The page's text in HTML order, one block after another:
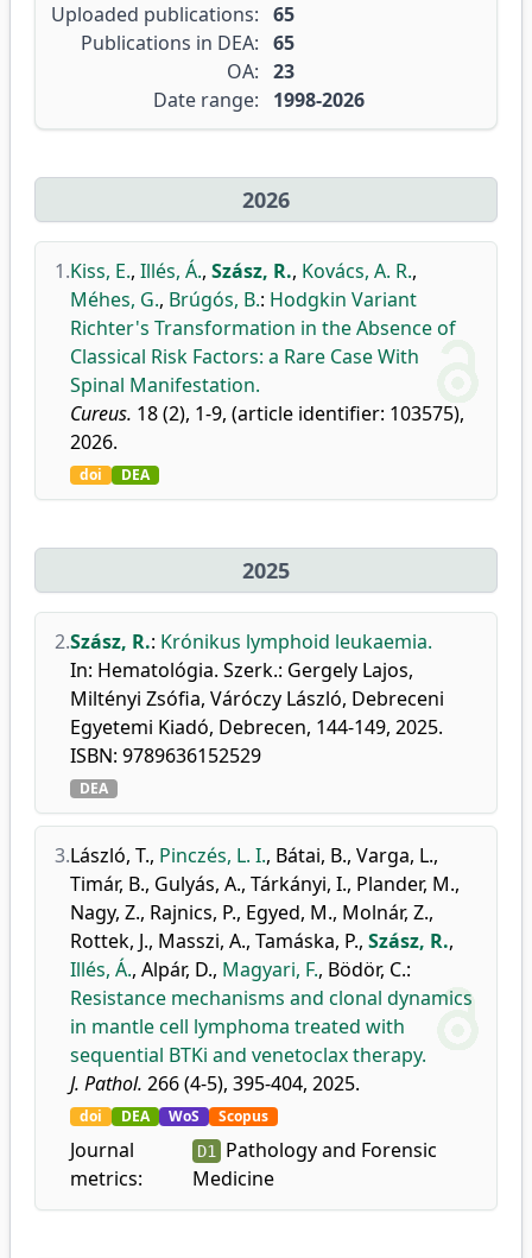
Uploaded publications: 65
Publications in DEA: 65
OA: 23
Date range:
1998-2026
2026
1.Kiss, E., Illés, Á., Szász, R., Kovács, A. R.,
Méhes, G., Brúgós, B.: Hodgkin Variant
Richter's Transformation in the Absence of
Classical Risk Factors: a Rare Case With
Spinal Manifestation.
Cureus. 18 (2), 1-9, (article identifier: 103575),
2026.
doi DEA
2025
2.Szász, R.: Krónikus lymphoid leukaemia.
In: Hematológia. Szerk.: Gergely Lajos,
Miltényi Zsófia, Váróczy László, Debreceni
Egyetemi Kiadó, Debrecen, 144-149, 2025.
ISBN: 9789636152529
DEA
3.László, T., Pinczés, L. I., Bátai, B., Varga, L.,
Timár, B., Gulyás, A., Tárkányi, I., Plander, M.,
Nagy, Z., Rajnics, P., Egyed, M., Molnár, Z.,
Rottek, J., Masszi, A., Tamáska, P., Szász, R.,
Illés, Á., Alpár, D., Magyari, F., Bödör, C.:
Resistance mechanisms and clonal dynamics
in mantle cell lymphoma treated with
sequential BTKi and venetoclax therapy.
J. Pathol. 266 (4-5), 395-404, 2025.
doi DEA WoS Scopus
Journal
metrics:
D1 Pathology and Forensic
Medicine